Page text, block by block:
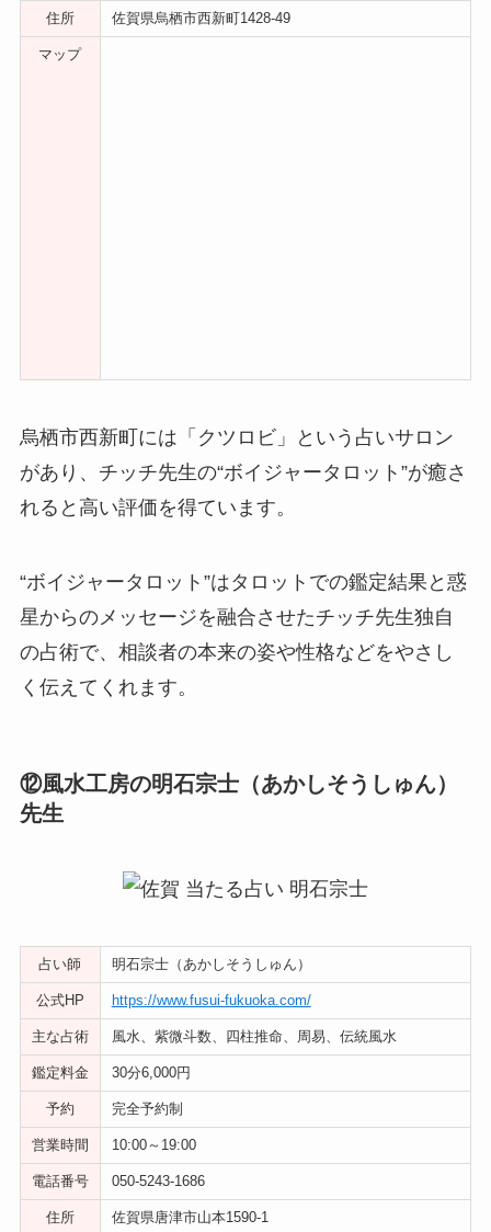
住所 佐賀県烏栖市西新町1428-49
マップ
烏栖市西新町には「クツロビ」という占いサロン
があり、チッチ先生の“ボイジャータロット”が癒さ
れると高い評価を得ています。
“ボイジャータロット”はタロットでの鑑定結果と惑
星からのメッセージを融合させたチッチ先生独自
の占術で、相談者の本来の姿や性格などをやさし
く伝えてくれます。
⑫風水工房の明石宗士（あかしそうしゅん）
先生
占い師 明石宗士（あかしそうしゅん）
公式HP https://www.fusui-fukuoka.com/
主な占術 風水、紫微斗数、四柱推命、周易、伝統風水
鑑定料金 30分6,000円
予約 完全予約制
営業時間 10:00～19:00
電話番号 050-5243-1686
住所 佐賀県唐津市山本1590-1